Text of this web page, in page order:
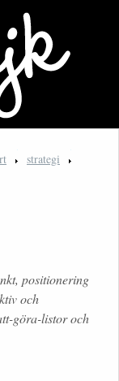
strategi
positionering
och
göra-listor och